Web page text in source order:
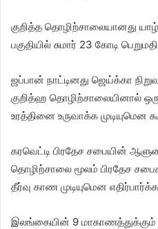
குறித்த தொழிற்சாலையானது
பகுதியில் சுமார் 23 கோடி
ஜப்பான் நாட்டினது ஜெய்க்கா
குறித்ஹ தொழிற்சாலையினால்
உரத்தினை உருவாக்க முடியுமென
கரவெட்டி பிரதேச சபையின்
தொழிற்சாலை மூலம் பிரதேச
தீர்வு காண முடியுமென
இலங்கையின் 9